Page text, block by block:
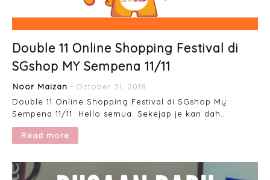
Double 11 Online Shopping Festival di
SGshop MY Sempena 11/11
Noor Maizan
October 31, 2018
Double 11 Online Shopping Festival di SGshop My
Sempena 11/11 Hello semua. Sekejap je kan dah…
Read more